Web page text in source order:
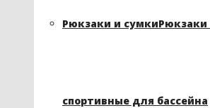
Рюкзаки и сумкиРюкзаки
спортивные для бассейна